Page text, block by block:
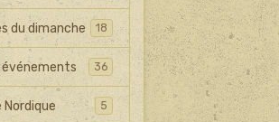
du dimanche 18
36
Nordique 5